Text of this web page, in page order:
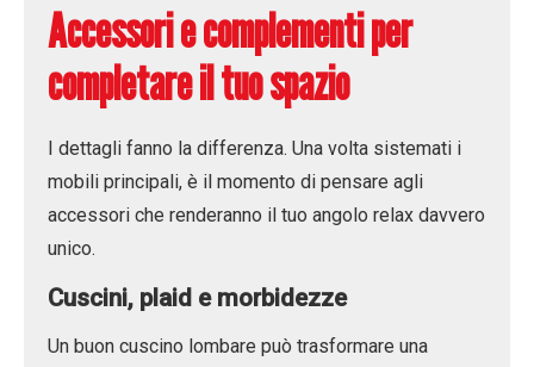
Accessori e complementi per
completare il tuo spazio
I dettagli fanno la differenza. Una volta sistemati i
mobili principali, è il momento di pensare agli
accessori che renderanno il tuo angolo relax davvero
unico.
Cuscini, plaid e morbidezze
Un buon cuscino lombare può trasformare una